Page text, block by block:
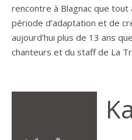
rencontre à Blagnac que tout
période d’adaptation et de
aujourd’hui plus de 13 ans
chanteurs et du staff de La